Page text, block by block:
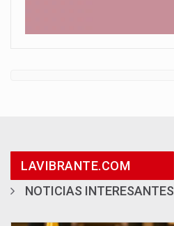
LAVIBRANTE.COM
NOTICIAS INTERESANTES